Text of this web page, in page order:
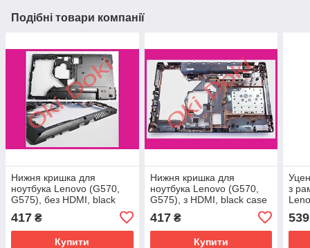
Подібні товари компанії
Нижня кришка для
ноутбука Lenovo (G570,
G575), без HDMI, black
417 ₴
Купити
Нижня кришка для
ноутбука Lenovo (G570,
G575), з HDMI, black case
417₴
Купити
з
на
539